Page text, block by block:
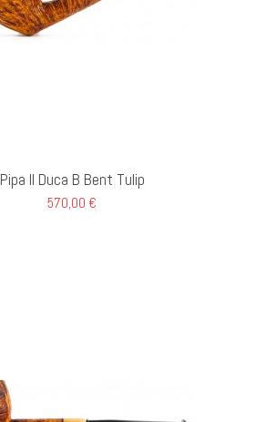
Pipa Il Duca B Bent Tulip
570,00 €